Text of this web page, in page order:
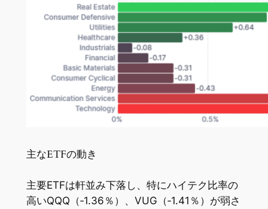
主なETFの動き
主要ETFは軒並み下落し、特にハイテク比率の
高いQQQ（‐1.36％）、VUG（‐1.41％）が弱さ